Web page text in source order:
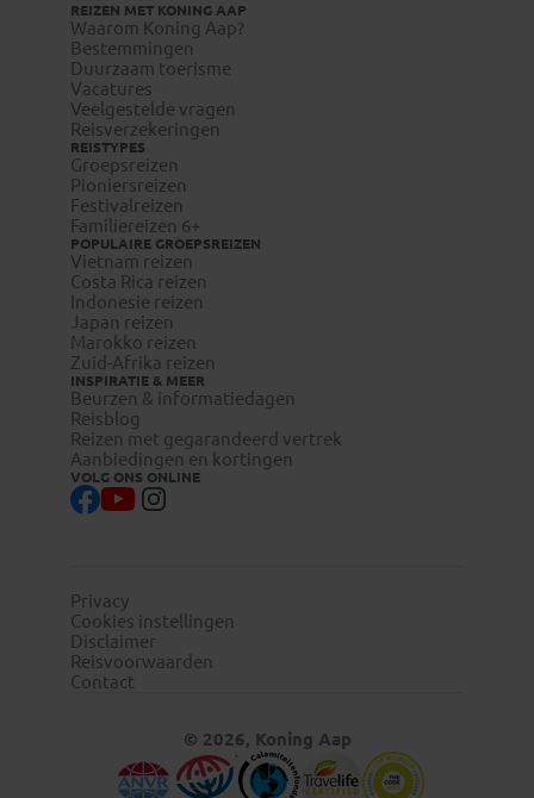
REIZEN MET KONING AAP
Waarom Koning Aap?
Bestemmingen
Duurzaam toerisme
Vacatures
Veelgestelde vragen
Reisverzekeringen
REISTYPES
Groepsreizen
Pioniersreizen
Festivalreizen
Familiereizen 6+
POPULAIRE GROEPSREIZEN
Vietnam reizen
Costa Rica reizen
Indonesie reizen
Japan reizen
Marokko reizen
Zuid-Afrika reizen
INSPIRATIE & MEER
Beurzen & informatiedagen
Reisblog
Reizen met gegarandeerd vertrek
Aanbiedingen en kortingen
VOLG ONS ONLINE
Privacy
Cookies instellingen
Disclaimer
Reisvoorwaarden
Contact
© 2026, Koning Aap